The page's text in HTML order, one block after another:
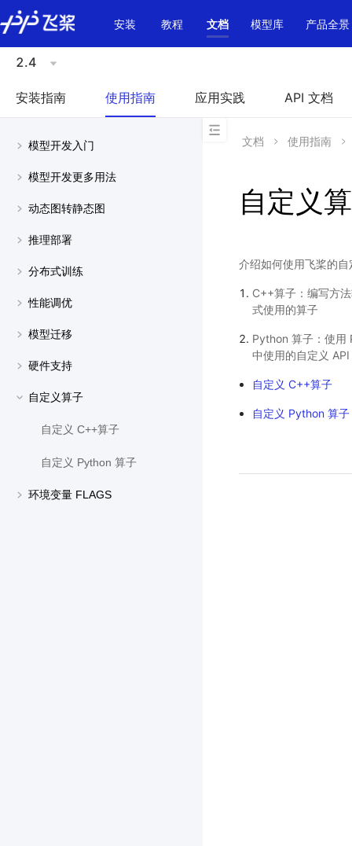
\u200E
安装
教程 文档 模型库 产品全景
2.4
安装指南 使用指南 应用实践 API 文档
模型开发入门
模型开发更多用法
动态图转静态图
推理部署
分布式训练
性能调优
模型迁移
硬件支持
自定义算子
自定义 C++算子
自定义 Python 算子
环境变量 FLAGS
文档 使用指南
自定义
介绍如何使用飞桨的
C++算子：编写方
式使用的算子
Python 算子：使用
中使用的自定义 API
自定义 C++算子
自定义 Python 算子